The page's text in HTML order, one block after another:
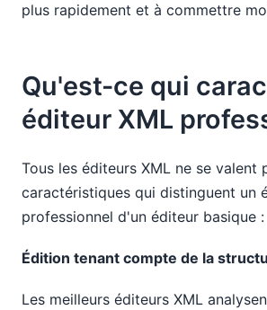
plus rapidement et à commettre
Qu'est-ce qui
éditeur XML
Tous les éditeurs XML ne se valent
caractéristiques qui distinguent un
professionnel d'un éditeur basique :
Édition tenant compte de la
Les meilleurs éditeurs XML